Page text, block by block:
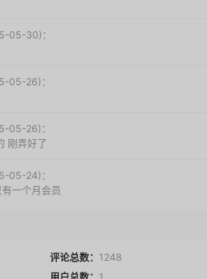
05-30)：
05-26)：
05-26)：
刚弄好了
05-24)：
一个月会员
评论总数： 1248
用户总数： 1